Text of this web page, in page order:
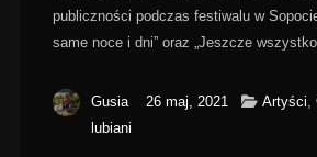
publiczności podczas festiwalu w
same noce i dni” oraz „Jeszcze
Gusia 26 maj, 2021 Artyści,
lubiani